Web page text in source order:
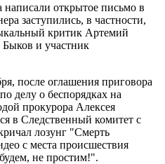
открытое письмо в
заступились, в частности,
критик Артемий
и участник
после оглашения приговора
делу о беспорядках на
прокурора Алексея
в Следственный комитет с
лозунг "Смерть
с места происшествия
не простим!".